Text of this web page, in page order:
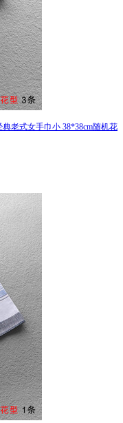
老式女手巾小 38*38cm随机花